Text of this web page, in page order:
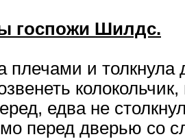
госпожи Шилдс.
плечами и толкнула
едва не
перед дверью со